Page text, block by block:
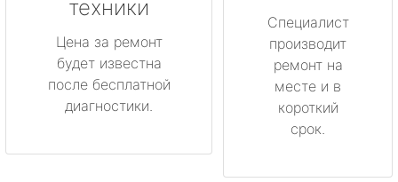
техники
Цена за ремонт
будет известна
после бесплатной
диагностики.
Специалист
производит
ремонт на
месте и в
короткий
срок.